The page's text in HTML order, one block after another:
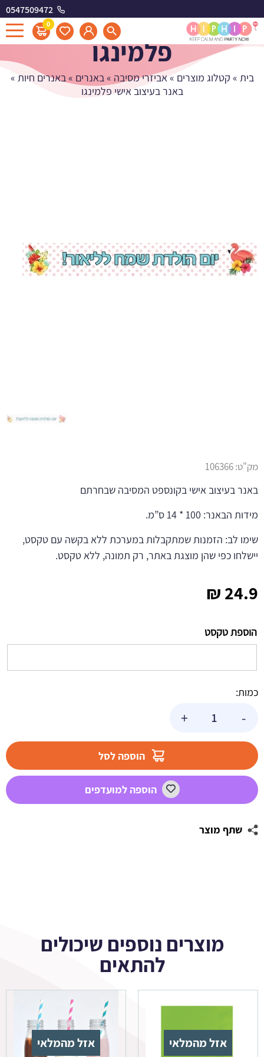
0547509472
0
באנר בעיצוב אישי
פלמינגו
בית » קטלוג מוצרים »אביזרי מסיבה »באנרים »באנרים חיות »
באנר בעיצוב אישי פלמינגו
24.9
₪
הוספת טקסט
כמות:
-
פלמינגו
+
הוספה לסל
הוספה למועדפים
שתף מוצר
מק"ט:106366
באנר בעיצוב אישי בקונספט המסיבה שבחרתם
מידות הבאנר: 100 * 14 ס”מ.
שימו לב: הזמנות שמתקבלות במערכת ללא בקשה עם טקסט,
יישלחו כפי שהן מוצגת באתר, רק תמונה, ללא טקסט.
מוצרים נוספים שיכולים
להתאים
אזל מהמלאי אזל מהמלאי